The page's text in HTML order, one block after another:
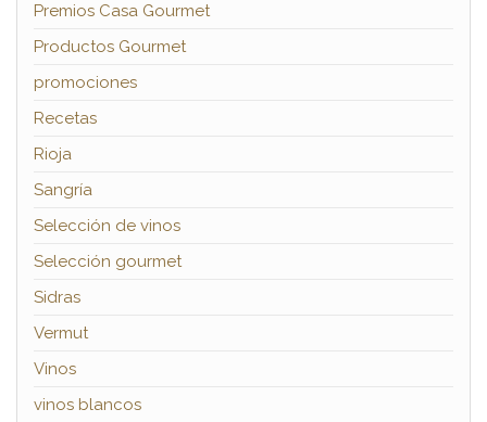
Premios Casa Gourmet
Productos Gourmet
promociones
Recetas
Rioja
Sangría
Selección de vinos
Selección gourmet
Sidras
Vermut
Vinos
vinos blancos